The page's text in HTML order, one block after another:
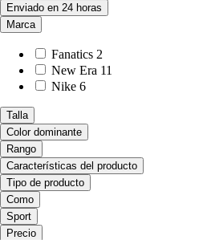
Enviado en 24 horas
Marca
Fanatics 2
New Era 11
Nike 6
Talla
Color dominante
Rango
Características del producto
Tipo de producto
Como
Sport
Precio